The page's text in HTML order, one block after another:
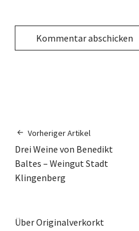
Vorheriger Artikel
Drei Weine von Benedikt
Baltes – Weingut Stadt
Klingenberg
Über Originalverkorkt